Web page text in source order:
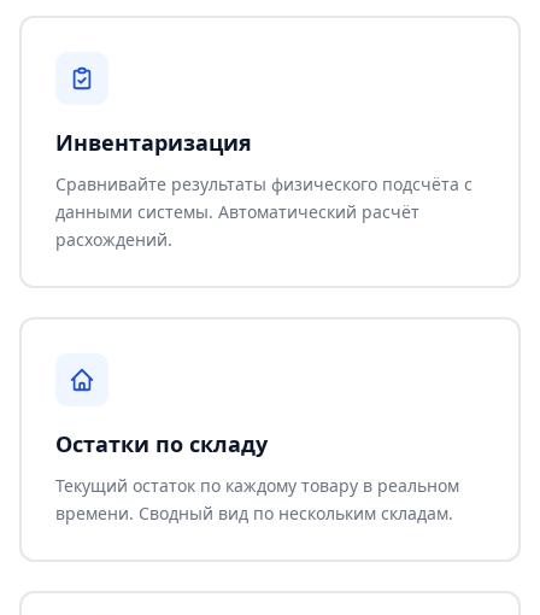
Инвентаризация
Сравнивайте результаты физического подсчёта с
данными системы. Автоматический расчёт
расхождений.
Остатки по складу
Текущий остаток по каждому товару в реальном
времени. Сводный вид по нескольким складам.